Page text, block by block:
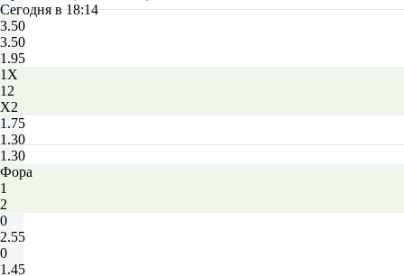
Сегодня в 18:14
3.50
3.50
1.95
1X
12
X2
1.75
1.30
1.30
Фора
1
2
0
2.55
0
1.45